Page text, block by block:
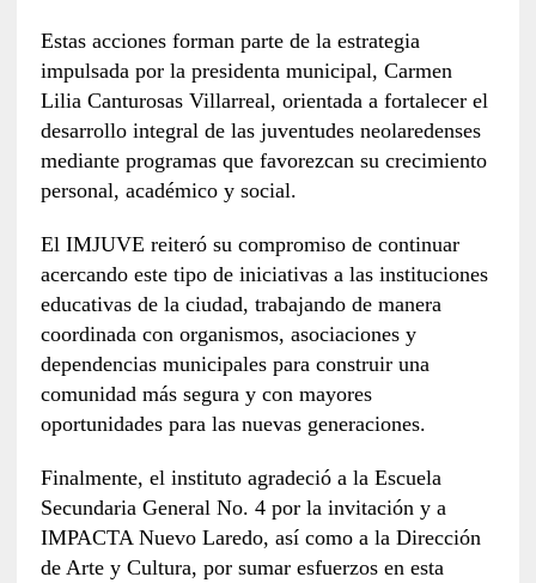
Estas acciones forman parte de la estrategia
impulsada por la presidenta municipal, Carmen
Lilia Canturosas Villarreal, orientada a fortalecer el
desarrollo integral de las juventudes neolaredenses
mediante programas que favorezcan su crecimiento
personal, académico y social.
El IMJUVE reiteró su compromiso de continuar
acercando este tipo de iniciativas a las instituciones
educativas de la ciudad, trabajando de manera
coordinada con organismos, asociaciones y
dependencias municipales para construir una
comunidad más segura y con mayores
oportunidades para las nuevas generaciones.
Finalmente, el instituto agradeció a la Escuela
Secundaria General No. 4 por la invitación y a
IMPACTA Nuevo Laredo, así como a la Dirección
de Arte y Cultura, por sumar esfuerzos en esta